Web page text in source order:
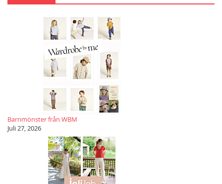
Barnmönster från WBM
Juli 27, 2026